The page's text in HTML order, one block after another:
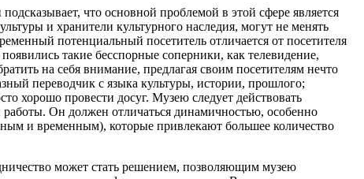
что основной проблемой в этой сфере является
и хранители культурного наследия, могут не менять
потенциальный посетитель отличается от посетителя
такие бесспорные соперники, как телевидение,
на себя внимание, предлагая своим посетителям нечто
переводчик с языка культуры, истории, прошлого;
хорошо провести досуг. Музею следует действовать
работы. Он должен отличаться динамичностью, особенно
и временным), которые привлекают большее количество
может стать решением, позволяющим музею